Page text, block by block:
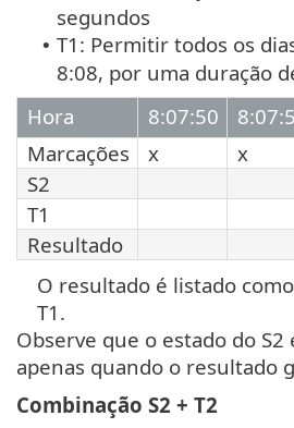
segundos
• T1: Permitir todos os
8:08, por uma duração
Hora
8:07:50
Marcações
x x
S2
T1
Resultado
O resultado é listado
T1.
Observe que o estado do
apenas quando o resultado
Combinação S2 + T2